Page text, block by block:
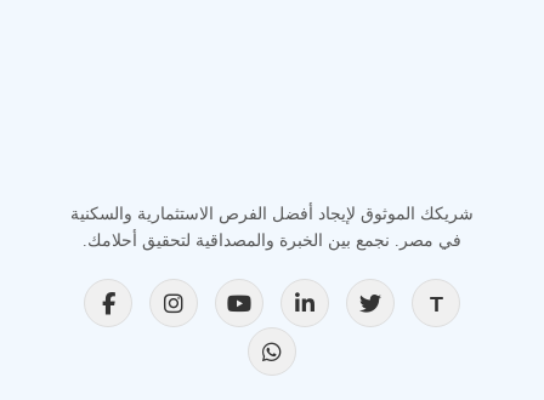
شريكك الموثوق لإيجاد أفضل الفرص الاستثمارية والسكنية
في مصر. نجمع بين الخبرة والمصداقية لتحقيق أحلامك.